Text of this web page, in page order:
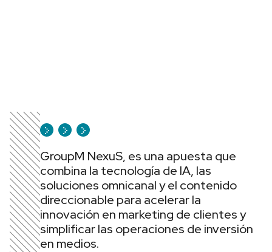
GroupM NexuS, es una apuesta que
combina la tecnología de IA, las
soluciones omnicanal y el contenido
direccionable para acelerar la
innovación en marketing de clientes y
simplificar las operaciones de inversión
en medios.